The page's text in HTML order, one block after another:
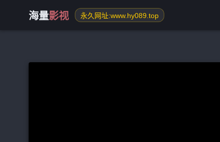
海量影视 永久网址:www.hy089.top